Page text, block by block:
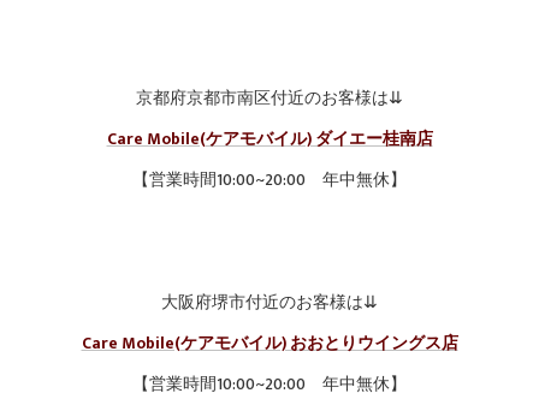
京都府京都市南区付近のお客様は⇊
Care Mobile(ケアモバイル) ダイエー桂南店
【営業時間10:00~20:00 年中無休】
大阪府堺市付近のお客様は⇊
Care Mobile(ケアモバイル) おおとりウイングス店
【営業時間10:00~20:00 年中無休】